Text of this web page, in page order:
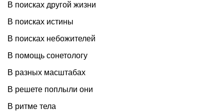
В поисках другой жизни
В поисках истины
В поисках небожителей
В помощь сонетологу
В разных масштабах
В решете поплыли они
В ритме тела